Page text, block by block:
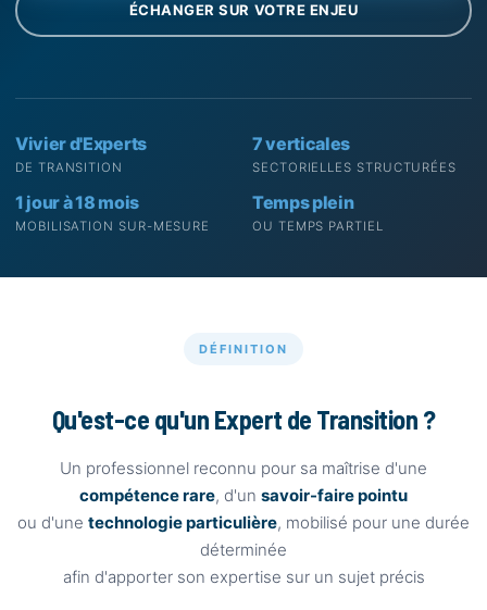
ÉCHANGER SUR VOTRE ENJEU
Vivier d'Experts
DE TRANSITION
7 verticales
SECTORIELLES STRUCTURÉES
1 jour à 18 mois
MOBILISATION SUR-MESURE
Temps plein
OU TEMPS PARTIEL
DÉFINITION
Qu'est-ce qu'un Expert de Transition ?
Un professionnel reconnu pour sa maîtrise d'une
compétence rare, d'un savoir-faire pointu
ou d'une technologie particulière, mobilisé pour une durée
déterminée
afin d'apporter son expertise sur un sujet précis